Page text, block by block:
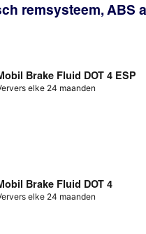
remsysteem, ABS
Brake Fluid DOT 4 ESP
elke 24 maanden
Brake Fluid DOT 4
elke 24 maanden